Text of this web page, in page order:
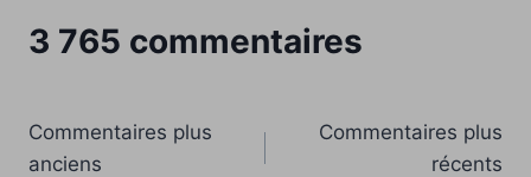
3 765 commentaires
Navigation
Commentaires plus
anciens
Commentaires plus
récents